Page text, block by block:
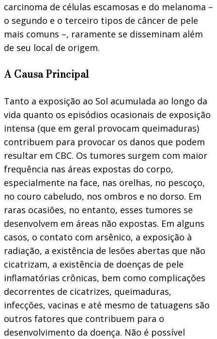
carcinoma de células escamosas e do melanoma –
o segundo e o terceiro tipos de câncer de pele
mais comuns –, raramente se disseminam além
de seu local de origem.
A Causa Principal
Tanto a exposição ao Sol acumulada ao longo da
vida quanto os episódios ocasionais de exposição
intensa (que em geral provocam queimaduras)
contribuem para provocar os danos que podem
resultar em CBC. Os tumores surgem com maior
frequência nas áreas expostas do corpo,
especialmente na face, nas orelhas, no pescoço,
no couro cabeludo, nos ombros e no dorso. Em
raras ocasiões, no entanto, esses tumores se
desenvolvem em áreas não expostas. Em alguns
casos, o contato com arsênico, a exposição à
radiação, a existência de lesões abertas que não
cicatrizam, a existência de doenças de pele
inflamatórias crônicas, bem como complicações
decorrentes de cicatrizes, queimaduras,
infecções, vacinas e até mesmo de tatuagens são
outros fatores que contribuem para o
desenvolvimento da doença. Não é possível